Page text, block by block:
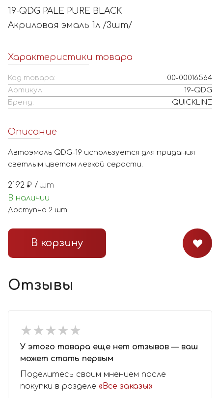
19-QDG PALE PURE BLACK
Акриловая эмаль 1л /3шт/
Характеристики товара
Код товара:
00-00016564
Артикул:
19-QDG
Бренд:
QUICKLINE
Описание
Автоэмаль QDG-19 используется для придания
светлым цветам легкой серости.
2192 ₽ / шт
В наличии
Доступно 2 шт
В корзину
Отзывы
★★★★★
★★★★★
У этого товара еще нет отзывов — ваш
может стать первым
Поделитесь своим мнением после
покупки в разделе «Все заказы»